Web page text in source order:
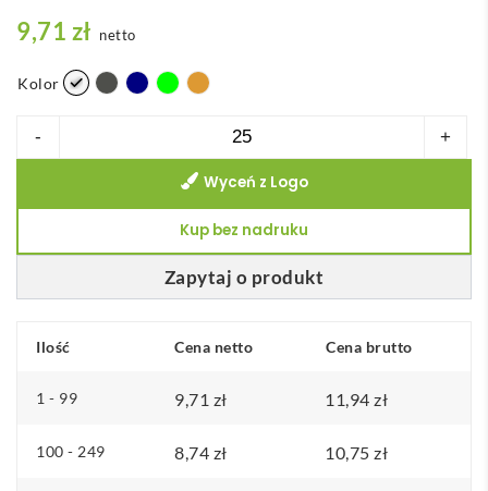
9,71 zł netto
Kolor
-
COFFEE
kawy
90
+
Zapytaj o produkt
Wyceń z Logo
Kup bez nadruku
Ilość Cena netto Cena brutto
1 - 99 9,71 zł 11,94 zł
100 - 249 8,74 zł 10,75 zł